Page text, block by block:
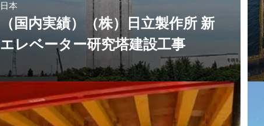
日本
（国内実績）（株）日立製作所 新
エレベーター研究塔建設工事